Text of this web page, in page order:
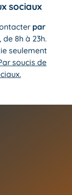
sociaux
par
8h à 23h.
seulement
soucis de